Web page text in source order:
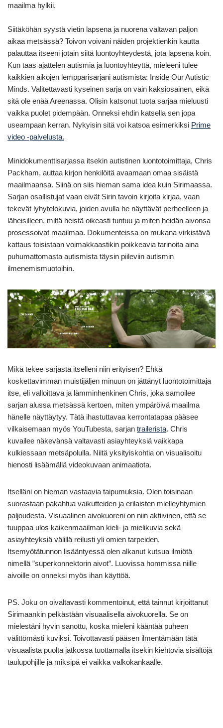
maailma hylkii.
Siitäköhän syystä vietin lapsena ja nuorena valtavan paljon
aikaa metsässä? Toivon voivani näiden projektienkin kautta
palauttaa itseeni jotain siitä luontoyhteydestä, jota lapsena koin.
Kun taas ajattelen autismia ja luontoyhteyttä, mieleeni tulee
kaikkien aikojen lempparisarjani autismista: Inside Our Autistic
Minds. Valitettavasti kyseinen sarja on vain kaksiosainen, eikä
sitä ole enää Areenassa. Olisin katsonut tuota sarjaa mieluusti
vaikka puolet pidempään. Onneksi ehdin katsella sen jopa
useampaan kerran. Nykyisin sitä voi katsoa esimerkiksi Prime
video -palvelusta.
Minidokumenttisarjassa itsekin autistinen luontotoimittaja, Chris
Packham, auttaa kirjon henkilöitä avaamaan omaa sisäistä
maailmaansa. Siinä on siis hieman sama idea kuin Sirimaassa.
Sarjan osallistujat vaan eivät Sirin tavoin kirjoita kirjaa, vaan
tekevät lyhytelokuvia, joiden avulla he näyttävät perheelleen ja
läheisilleen, miltä heistä oikeasti tuntuu ja miten heidän aivonsa
prosessoivat maailmaa. Dokumenteissa on mukana virkistävä
kattaus toisistaan voimakkaastikin poikkeavia tarinoita aina
puhumattomasta autismista täysin piileviin autismin
ilmenemismuotoihin.
Mikä tekee sarjasta itselleni niin erityisen? Ehkä
koskettavimman muistijäljen minuun on jättänyt luontotoimittaja
itse, eli valloittava ja lämminhenkinen Chris, joka samoilee
sarjan alussa metsässä kertoen, miten ympäröivä maailma
hänelle näyttäytyy. Tätä ihastuttavaa kerrontatapaa pääsee
vilkaisemaan myös YouTubesta, sarjan trailerista. Chris
kuvailee näkevänsä valtavasti asiayhteyksiä vaikkapa
kulkiessaan metsäpolulla. Niitä yksityiskohtia on visualisoitu
hienosti lisäämällä videokuvaan animaatiota.
Itselläni on hieman vastaavia taipumuksia. Olen toisinaan
suorastaan pakahtua vaikutteiden ja erilaisten mielleyhtymien
paljoudesta. Visuaalinen aivokuoreni on niin aktiivinen, että se
tuuppaa ulos kaikenmaailman kieli- ja mielikuvia sekä
asiayhteyksiä välillä reilusti yli omien tarpeiden.
Itsemyötätunnon lisääntyessä olen alkanut kutsua ilmiötä
nimellä ”superkonnektorin aivot”. Luovissa hommissa niille
aivoille on onneksi myös ihan käyttöä.
PS. Joku on oivaltavasti kommentoinut, että tainnut kirjoittanut
Sirimaankin pelkästään visuaalisella aivokuorella. Se on
mielestäni hyvin sanottu, koska mieleni kääntää puheen
välittömästi kuviksi. Toivottavasti pääsen ilmentämään tätä
visuaalista puolta jatkossa tuottamalla itsekin kiehtovia sisältöjä
taulupohjille ja miksipä ei vaikka valkokankaalle.